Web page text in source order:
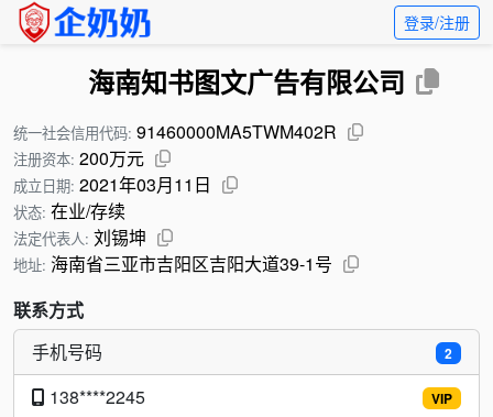
登录/注册
海南知书图文广告有限公司
统一社会信用代码: 91460000MA5TWM402R
注册资本: 200万元
成立日期: 2021年03月11日
状态: 在业/存续
法定代表人: 刘锡坤
地址: 海南省三亚市吉阳区吉阳大道39-1号
联系方式
2
手机号码
VIP
138****2245